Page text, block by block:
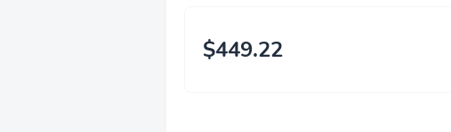
$449.22